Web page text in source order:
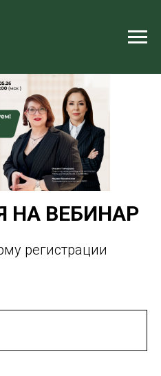
НА ВЕБИНАР
регистрации